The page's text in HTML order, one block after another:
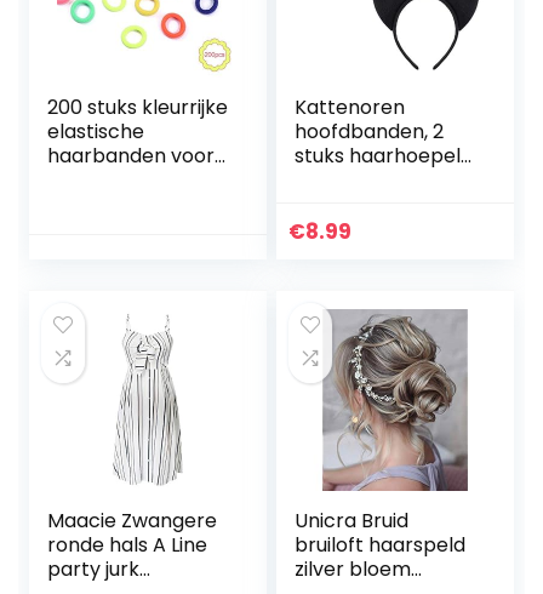
200 stuks kleurrijke
elastische
haarbanden voor
Kattenoren
hoofdbanden, 2
stuks haarhoepel
kattenoren
decoratie (zwart)
€8.99
Maacie Zwangere
ronde hals A Line
party jurk
Unicra Bruid
bruiloft haarspeld
zilver bloem